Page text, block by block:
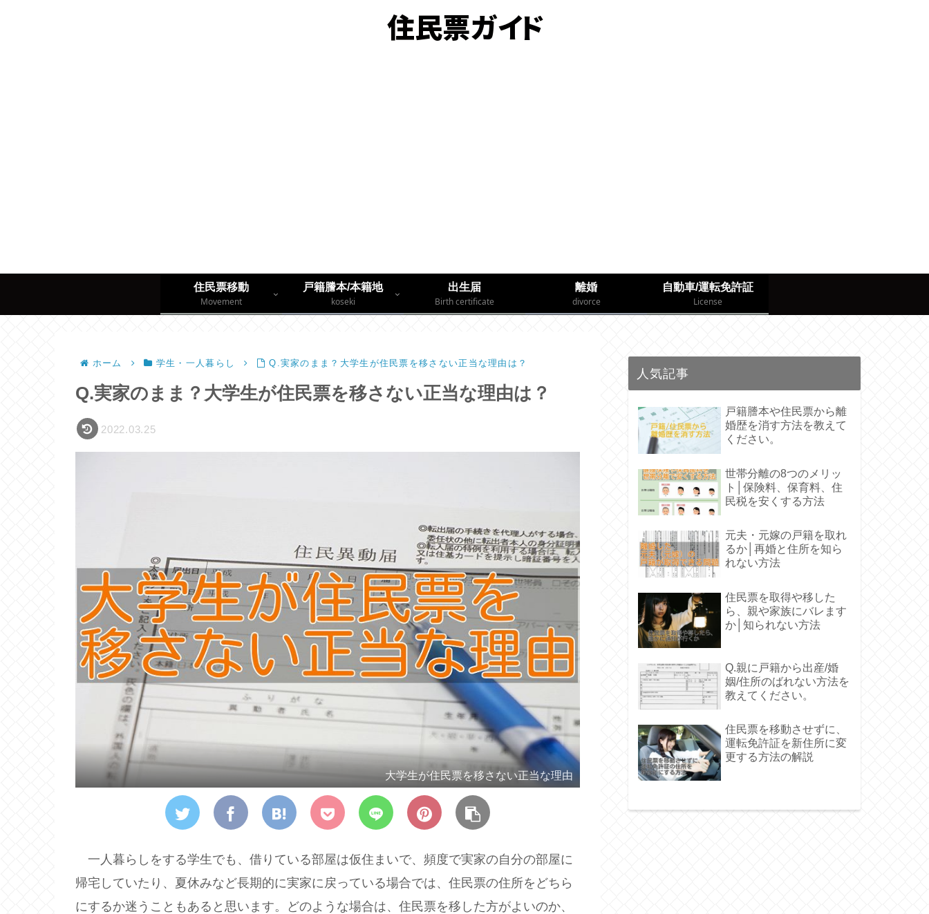
住民票移動
Movement
戸籍謄本/本籍地
koseki
出生届
Birth certificate
離婚
divorce
自動車/運転免許証
License
ホーム 学生・一人暮らし Q.実家のまま？大学生が住民票を移さない正当な理由は？
Q.実家のまま？大学生が住民票を移さない正当な理由は？
2022.03.25
大学生が住民票を移さない正当な理由
一人暮らしをする学生でも、借りている部屋は仮住まいで、頻度で実家の自分の部屋に
帰宅していたり、夏休みなど長期的に実家に戻っている場合では、住民票の住所をどちら
にするか迷うこともあると思います。どのような場合は、住民票を移した方がよいのか、
人気記事
戸籍謄本や住民票から離
婚歴を消す方法を教えて
ください。
世帯分離の8つのメリッ
ト│保険料、保育料、住
民税を安くする方法
元夫・元嫁の戸籍を取れ
るか│再婚と住所を知ら
れない方法
住民票を取得や移した
ら、親や家族にバレます
か│知られない方法
Q.親に戸籍から出産/婚
姻/住所のばれない方法を
教えてください。
住民票を移動させずに、
運転免許証を新住所に変
更する方法の解説